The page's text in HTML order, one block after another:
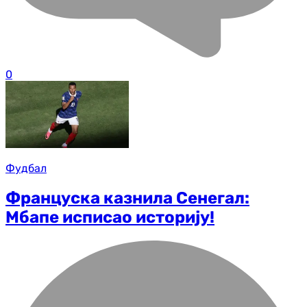
0
Фудбал
Француска казнила Сенегал:
Мбапе исписао историју!